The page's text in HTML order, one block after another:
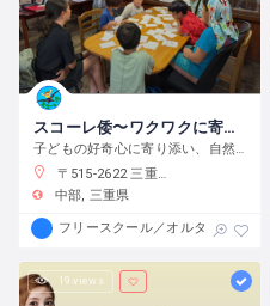
スコーレ倭〜ワクワクに寄り添う学校〜
〒515-2622 三重県津市白山町中ノ村１３８−４
中部 三重県
フリースクール／オルタナティブ
19 views